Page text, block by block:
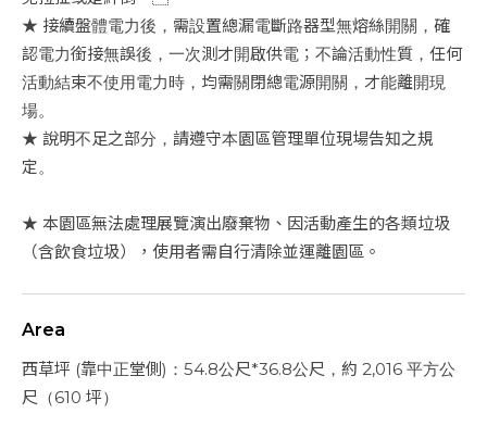
★ 接續盤體電力後，需設置總漏電斷路器型無熔絲開關，確
認電力銜接無誤後，一次測才開啟供電；不論活動性質，任何
活動結束不使用電力時，均需關閉總電源開關，才能離開現
場。
★ 說明不足之部分，請遵守本園區管理單位現場告知之規
定。
★ 本園區無法處理展覽演出廢棄物、因活動產生的各類垃圾
（含飲食垃圾），使用者需自行清除並運離園區。
Area
西草坪 (靠中正堂側)：54.8公尺*36.8公尺，約 2,016 平方公
尺 （610 坪）